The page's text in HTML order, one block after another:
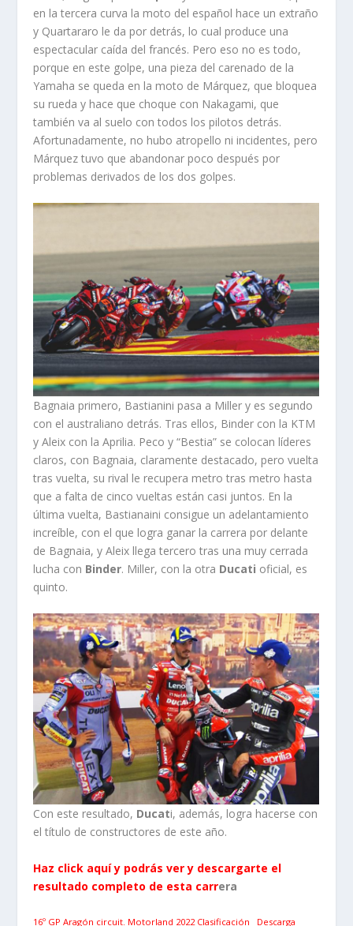
en la tercera curva la moto del español hace un extraño
y Quartararo le da por detrás, lo cual produce una
espectacular caída del francés. Pero eso no es todo,
porque en este golpe, una pieza del carenado de la
Yamaha se queda en la moto de Márquez, que bloquea
su rueda y hace que choque con Nakagami, que
también va al suelo con todos los pilotos detrás.
Afortunadamente, no hubo atropello ni incidentes, pero
Márquez tuvo que abandonar poco después por
problemas derivados de los dos golpes.
Bagnaia primero, Bastianini pasa a Miller y es segundo
con el australiano detrás. Tras ellos, Binder con la KTM
y Aleix con la Aprilia. Peco y “Bestia” se colocan líderes
claros, con Bagnaia, claramente destacado, pero vuelta
tras vuelta, su rival le recupera metro tras metro hasta
que a falta de cinco vueltas están casi juntos. En la
última vuelta, Bastianaini consigue un adelantamiento
increíble, con el que logra ganar la carrera por delante
de Bagnaia, y Aleix llega tercero tras una muy cerrada
lucha con Binder. Miller, con la otra Ducati oficial, es
quinto.
Con este resultado, Ducati, además, logra hacerse con
el título de constructores de este año.
Haz click aquí y podrás ver y descargarte el
resultado completo de esta carrera
16º GP Aragón circuit. Motorland 2022 Clasificación Descarga